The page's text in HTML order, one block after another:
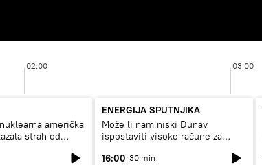
02:00 03:00
američka
strah od
ENERGIJA SPUTNJIKA
Može li nam niski Dunav
ispostaviti visoke račune za
16:00 30 min